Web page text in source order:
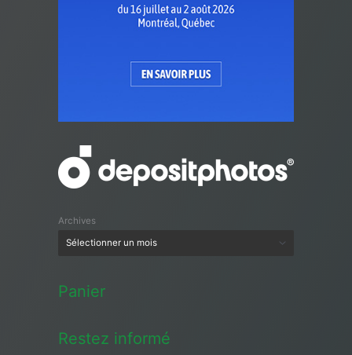
Archives
Panier
Restez informé